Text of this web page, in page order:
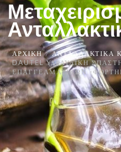
ΑΡΧΙΚΉ
ΑΝΤΑΛΛΑΚΤΙΚΆ
DAUTEL ΥΔΡΑΥΛΙΚΗ
ΕΠΑΓΓΕΛΜΑΤΙΚΏΝ -